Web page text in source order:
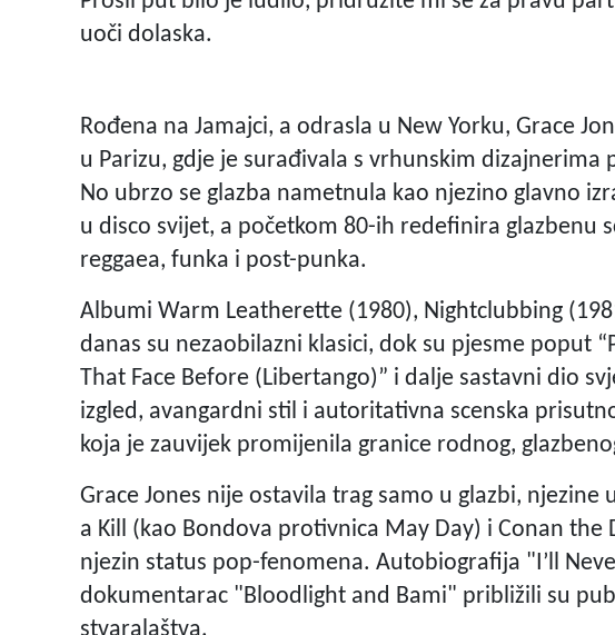
uoči dolaska.
Rođena na Jamajci, a odrasla u New Yorku, Grace
u Parizu, gdje je surađivala s vrhunskim dizajnerima
No ubrzo se glazba nametnula kao njezino glavno
u disco svijet, a početkom 80-ih redefinira glazbenu
reggaea, funka i post-punka.
Albumi Warm Leatherette (1980), Nightclubbing
danas su nezaobilazni klasici, dok su pjesme poput
That Face Before (Libertango)” i dalje sastavni dio
izgled, avangardni stil i autoritativna scenska
koja je zauvijek promijenila granice rodnog,
Grace Jones nije ostavila trag samo u glazbi,
a Kill (kao Bondova protivnica May Day) i Conan
njezin status pop-fenomena. Autobiografija "I’ll
dokumentarac "Bloodlight and Bami" približili su